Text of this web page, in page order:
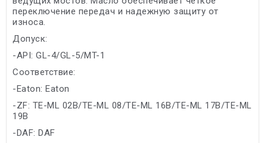
переключение передач и надежную защиту от
износа.
Допуск:
-API: GL-4/GL-5/MT-1
Соответствие:
-Eaton: Eaton
-ZF: TE-ML 02B/TE-ML 08/TE-ML 16B/TE-ML 17B/TE-ML
19B
-DAF: DAF